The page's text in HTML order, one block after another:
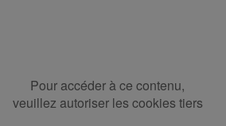
Pour accéder à ce contenu,
veuillez autoriser les cookies tiers